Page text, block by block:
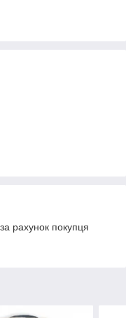
рахунок покупця